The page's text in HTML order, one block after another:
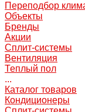
Переподбор
Объекты
Бренды
Акции
Сплит-системы
Вентиляция
Теплый пол
...
Каталог товаров
Кондиционеры